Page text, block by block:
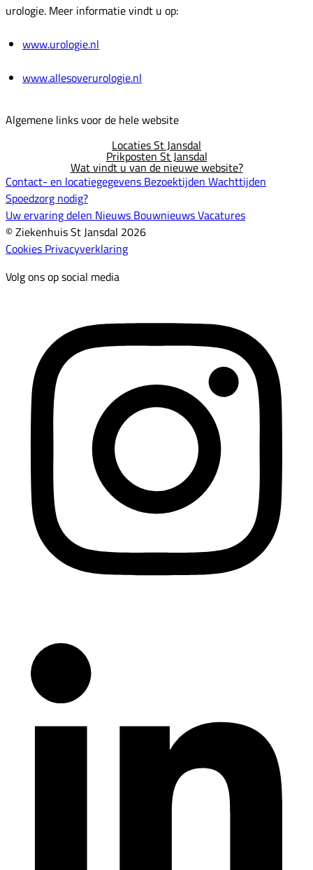
urologie. Meer informatie vindt u op:
www.urologie.nl
www.allesoverurologie.nl
Algemene links voor de hele website
Locaties St Jansdal
Prikposten St Jansdal
Wat vindt u van de nieuwe website?
Contact- en locatiegegevens Bezoektijden Wachttijden
Spoedzorg nodig?
Uw ervaring delen Nieuws BouwnieuwsVacatures
© Ziekenhuis St Jansdal 2026
Cookies Privacyverklaring
Volg ons op social media